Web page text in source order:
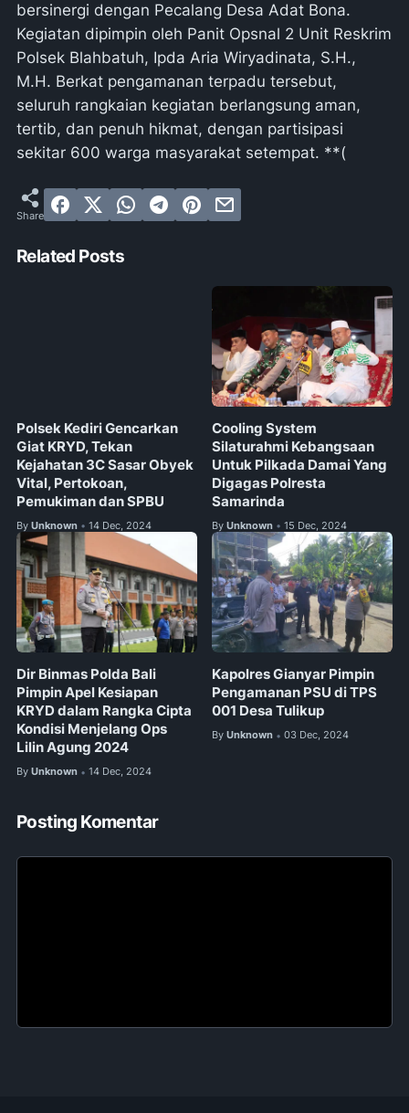
bersinergi dengan Pecalang Desa Adat Bona.
Kegiatan dipimpin oleh Panit Opsnal 2 Unit Reskrim
Polsek Blahbatuh, Ipda Aria Wiryadinata, S.H.,
M.H. Berkat pengamanan terpadu tersebut,
seluruh rangkaian kegiatan berlangsung aman,
tertib, dan penuh hikmat, dengan partisipasi
sekitar 600 warga masyarakat setempat. **(
Related Posts
Polsek Kediri Gencarkan
Giat KRYD, Tekan
Kejahatan 3C Sasar Obyek
Vital, Pertokoan,
Pemukiman dan SPBU
By Unknown • 14 Dec, 2024
Cooling System
Silaturahmi Kebangsaan
Untuk Pilkada Damai Yang
Digagas Polresta
Samarinda
By Unknown • 15 Dec, 2024
Dir Binmas Polda Bali
Pimpin Apel Kesiapan
KRYD dalam Rangka Cipta
Kondisi Menjelang Ops
Lilin Agung 2024
By Unknown • 14 Dec, 2024
Kapolres Gianyar Pimpin
Pengamanan PSU di TPS
001 Desa Tulikup
By Unknown • 03 Dec, 2024
Posting Komentar